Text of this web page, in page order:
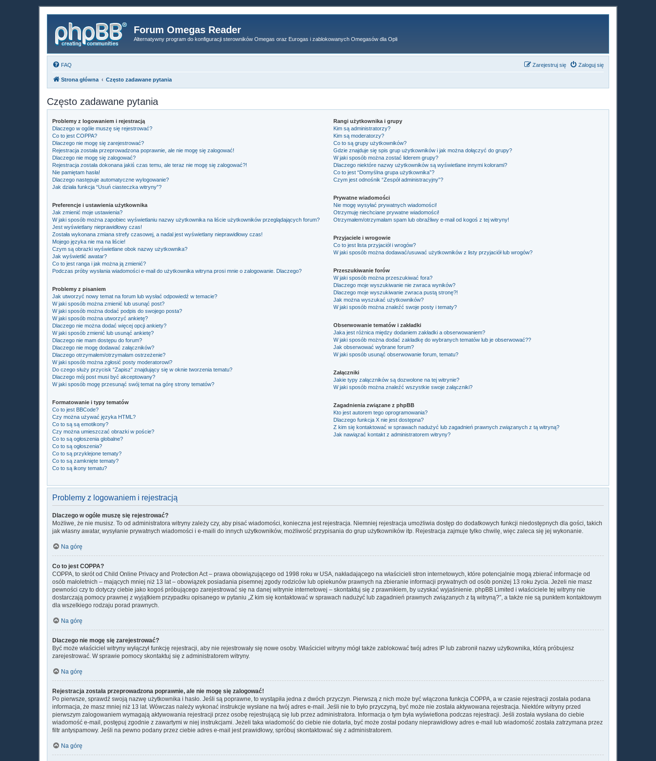
Forum Omegas Reader
Alternatywny program do konfiguracji sterowników Omegas oraz Eurogas i zablokowanych Omegasów dla Opli
FAQ Zaloguj się
Zarejestruj się
Strona główna Często zadawane pytania
Często zadawane pytania
Problemy z logowaniem i rejestracją
Dlaczego w ogóle muszę się rejestrować?
Co to jest COPPA?
Dlaczego nie mogę się zarejestrować?
Rejestracja została przeprowadzona poprawnie, ale nie mogę się zalogować!
Dlaczego nie mogę się zalogować?
Rejestracja została dokonana jakiś czas temu, ale teraz nie mogę się zalogować?!
Nie pamiętam hasła!
Dlaczego następuje automatyczne wylogowanie?
Jak działa funkcja “Usuń ciasteczka witryny”?
Preferencje i ustawienia użytkownika
Jak zmienić moje ustawienia?
W jaki sposób można zapobiec wyświetlaniu nazwy użytkownika na liście użytkowników przeglądających forum?
Jest wyświetlany nieprawidłowy czas!
Została wykonana zmiana strefy czasowej, a nadal jest wyświetlany nieprawidłowy czas!
Mojego języka nie ma na liście!
Czym są obrazki wyświetlane obok nazwy użytkownika?
Jak wyświetlić awatar?
Co to jest ranga i jak można ją zmienić?
Podczas próby wysłania wiadomości e-mail do użytkownika witryna prosi mnie o zalogowanie. Dlaczego?
Problemy z pisaniem
Jak utworzyć nowy temat na forum lub wysłać odpowiedź w temacie?
W jaki sposób można zmienić lub usunąć post?
W jaki sposób można dodać podpis do swojego posta?
W jaki sposób można utworzyć ankietę?
Dlaczego nie można dodać więcej opcji ankiety?
W jaki sposób zmienić lub usunąć ankietę?
Dlaczego nie mam dostępu do forum?
Dlaczego nie mogę dodawać załączników?
Dlaczego otrzymałem/otrzymałam ostrzeżenie?
W jaki sposób można zgłosić posty moderatorowi?
Do czego służy przycisk “Zapisz” znajdujący się w oknie tworzenia tematu?
Dlaczego mój post musi być akceptowany?
W jaki sposób mogę przesunąć swój temat na górę strony tematów?
Formatowanie i typy tematów
Co to jest BBCode?
Czy można używać języka HTML?
Co to są są emotikony?
Czy można umieszczać obrazki w poście?
Co to są ogłoszenia globalne?
Co to są ogłoszenia?
Co to są przyklejone tematy?
Co to są zamknięte tematy?
Co to są ikony tematu?
Rangi użytkownika i grupy
Kim są administratorzy?
Kim są moderatorzy?
Co to są grupy użytkowników?
Gdzie znajduje się spis grup użytkowników i jak można dołączyć do grupy?
W jaki sposób można zostać liderem grupy?
Dlaczego niektóre nazwy użytkowników są wyświetlane innymi kolorami?
Co to jest “Domyślna grupa użytkownika”?
Czym jest odnośnik “Zespół administracyjny”?
Prywatne wiadomości
Nie mogę wysyłać prywatnych wiadomości!
Otrzymuję niechciane prywatne wiadomości!
Otrzymałem/otrzymałam spam lub obraźliwy e-mail od kogoś z tej witryny!
Przyjaciele i wrogowie
Co to jest lista przyjaciół i wrogów?
W jaki sposób można dodawać/usuwać użytkowników z listy przyjaciół lub wrogów?
Przeszukiwanie forów
W jaki sposób można przeszukiwać fora?
Dlaczego moje wyszukiwanie nie zwraca wyników?
Dlaczego moje wyszukiwanie zwraca pustą stronę?!
Jak można wyszukać użytkowników?
W jaki sposób można znaleźć swoje posty i tematy?
Obserwowanie tematów i zakładki
Jaka jest różnica między dodaniem zakładki a obserwowaniem?
W jaki sposób można dodać zakładkę do wybranych tematów lub je obserwować??
Jak obserwować wybrane forum?
W jaki sposób usunąć obserwowanie forum, tematu?
Załączniki
Jakie typy załączników są dozwolone na tej witrynie?
W jaki sposób można znaleźć wszystkie swoje załączniki?
Zagadnienia związane z phpBB
Kto jest autorem tego oprogramowania?
Dlaczego funkcja X nie jest dostępna?
Z kim się kontaktować w sprawach nadużyć lub zagadnień prawnych związanych z tą witryną?
Jak nawiązać kontakt z administratorem witryny?
Problemy z logowaniem i rejestracją
Dlaczego w ogóle muszę się rejestrować?
Możliwe, że nie musisz. To od administratora witryny zależy czy, aby pisać wiadomości, konieczna jest rejestracja. Niemniej rejestracja umożliwia dostęp do dodatkowych funkcji niedostępnych dla gości, takich
jak własny awatar, wysyłanie prywatnych wiadomości i e-maili do innych użytkowników, możliwość przypisania do grup użytkowników itp. Rejestracja zajmuje tylko chwilę, więc zaleca się jej wykonanie.
Na górę
Co to jest COPPA?
COPPA, to skrót od Child Online Privacy and Protection Act – prawa obowiązującego od 1998 roku w USA, nakładającego na właścicieli stron internetowych, które potencjalnie mogą zbierać informacje od
osób małoletnich – mających mniej niż 13 lat – obowiązek posiadania pisemnej zgody rodziców lub opiekunów prawnych na zbieranie informacji prywatnych od osób poniżej 13 roku życia. Jeżeli nie masz
pewności czy to dotyczy ciebie jako kogoś próbującego zarejestrować się na danej witrynie internetowej – skontaktuj się z prawnikiem, by uzyskać wyjaśnienie. phpBB Limited i właściciele tej witryny nie
dostarczają pomocy prawnej z wyjątkiem przypadku opisanego w pytaniu „Z kim się kontaktować w sprawach nadużyć lub zagadnień prawnych związanych z tą witryną?”, a także nie są punktem kontaktowym
dla wszelkiego rodzaju porad prawnych.
Na górę
Dlaczego nie mogę się zarejestrować?
Być może właściciel witryny wyłączył funkcję rejestracji, aby nie rejestrowały się nowe osoby. Właściciel witryny mógł także zablokować twój adres IP lub zabronił nazwy użytkownika, którą próbujesz
zarejestrować. W sprawie pomocy skontaktuj się z administratorem witryny.
Na górę
Rejestracja została przeprowadzona poprawnie, ale nie mogę się zalogować!
Po pierwsze, sprawdź swoją nazwę użytkownika i hasło. Jeśli są poprawne, to wystąpiła jedna z dwóch przyczyn. Pierwszą z nich może być włączona funkcja COPPA, a w czasie rejestracji została podana
informacja, że masz mniej niż 13 lat. Wówczas należy wykonać instrukcje wysłane na twój adres e-mail. Jeśli nie to było przyczyną, być może nie została aktywowana rejestracja. Niektóre witryny przed
pierwszym zalogowaniem wymagają aktywowania rejestracji przez osobę rejestrującą się lub przez administratora. Informacja o tym była wyświetlona podczas rejestracji. Jeśli została wysłana do ciebie
wiadomość e-mail, postępuj zgodnie z zawartymi w niej instrukcjami. Jeżeli taka wiadomość do ciebie nie dotarła, być może został podany nieprawidłowy adres e-mail lub wiadomość została zatrzymana przez
filtr antyspamowy. Jeśli na pewno podany przez ciebie adres e-mail jest prawidłowy, spróbuj skontaktować się z administratorem.
Na górę